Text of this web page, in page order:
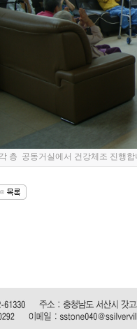
각 층 공동거실에서 건강체조 진행합